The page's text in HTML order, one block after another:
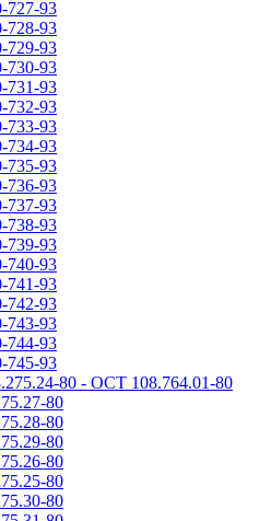
93
93
93
93
93
93
93
93
93
93
93
93
93
93
93
93
93
93
93
80 - ОСТ 108.764.01-80
80
80
80
80
80
80